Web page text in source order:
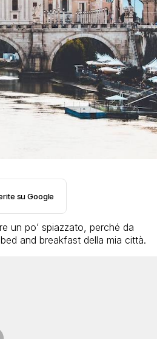
su Google
un po’ spiazzato, perché da
and breakfast della mia città.